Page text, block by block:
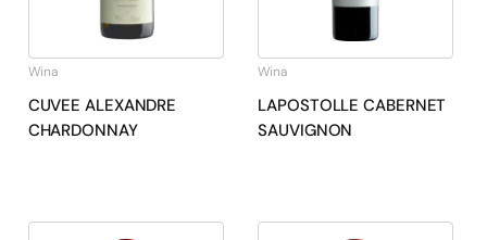
Wina
CUVEE ALEXANDRE
CHARDONNAY
Wina
LAPOSTOLLE CABERNET
SAUVIGNON